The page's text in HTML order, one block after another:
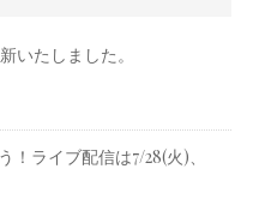
いたしました。
！ライブ配信は7/28(火)、